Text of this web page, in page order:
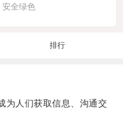
安全绿色
排行
人们获取信息、沟通交